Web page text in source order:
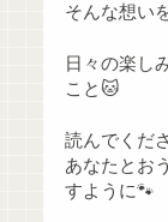
そんな想い
日々の楽し
こと🐱
読んでくだ
あなたとお
すように🐾